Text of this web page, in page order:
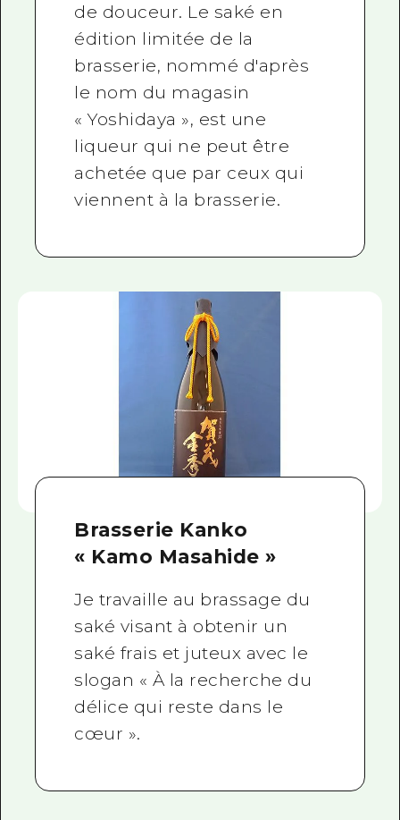
de douceur. Le saké en
édition limitée de la
brasserie, nommé d'après
le nom du magasin
« Yoshidaya », est une
liqueur qui ne peut être
achetée que par ceux qui
viennent à la brasserie.
Brasserie Kanko
« Kamo Masahide »
Je travaille au brassage du
saké visant à obtenir un
saké frais et juteux avec le
slogan « À la recherche du
délice qui reste dans le
cœur ».